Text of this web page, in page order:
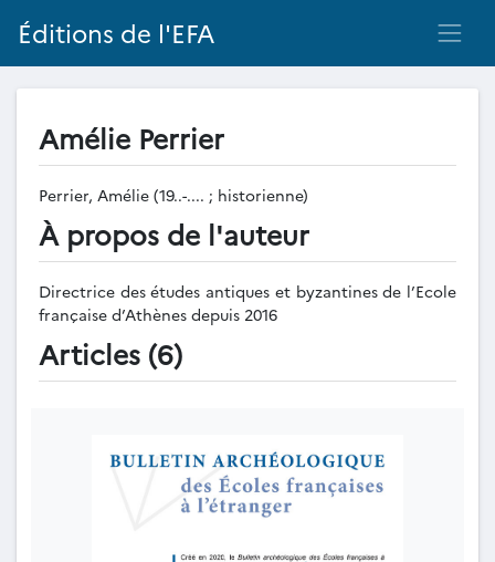
Éditions de l'EFA
Amélie Perrier
Perrier, Amélie (19..-.... ; historienne)
À propos de l'auteur
Directrice des études antiques et byzantines de l’Ecole
française d’Athènes depuis 2016
Articles (6)